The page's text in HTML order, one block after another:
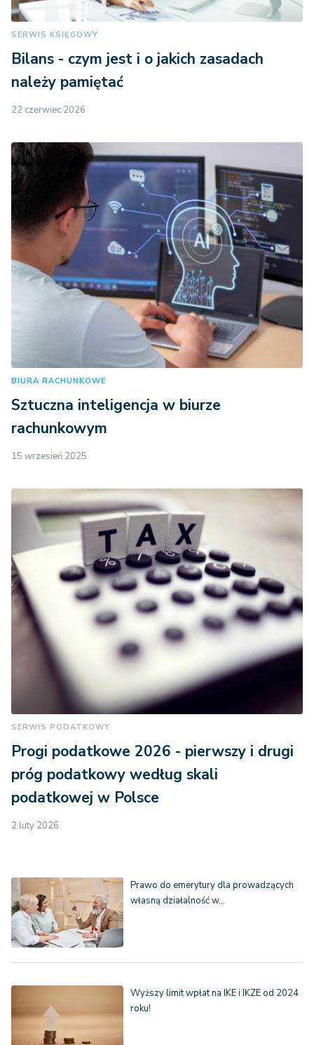
SERWIS KSIĘGOWY
Bilans - czym jest i o jakich zasadach
należy pamiętać
22 czerwiec 2026
BIURA RACHUNKOWE
Sztuczna inteligencja w biurze
rachunkowym
15 wrzesień 2025
SERWIS PODATKOWY
Progi podatkowe 2026 - pierwszy i drugi
próg podatkowy według skali
podatkowej w Polsce
2 luty 2026
Prawo do emerytury dla prowadzących
własną działalność w…
Wyższy limit wpłat na IKE i IKZE od 2024
roku!